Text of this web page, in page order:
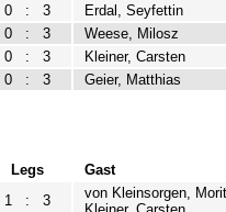
0 : 3
Erdal, Seyfettin
0 : 3
Weese, Milosz
0 : 3
Kleiner, Carsten
0 : 3 Geier, Matthias
Legs
Gast
1 : 3
von Kleinsorgen,